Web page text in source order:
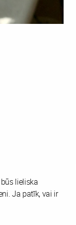
lieliska
Ja patīk, vai ir